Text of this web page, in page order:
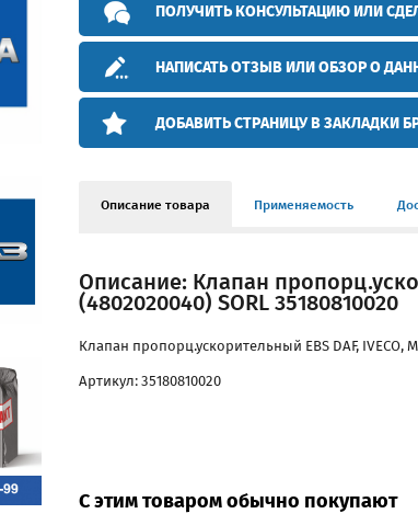
ПОЛУЧИТЬ КОНСУЛЬТАЦИЮ ИЛИ
НАПИСАТЬ ОТЗЫВ ИЛИ ОБЗОР О
ДОБАВИТЬ СТРАНИЦУ В ЗАКЛАДКИ
Описание товара Применяемость
Описание: Клапан
(4802020040) SORL 35180810020
Клапан пропорц.ускорительный EBS DAF, IVECO,
Артикул: 35180810020
С этим товаром обычно покупают